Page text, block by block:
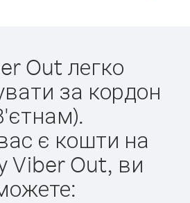
Out легко
за кордон
є кошти на
Viber Out, ви